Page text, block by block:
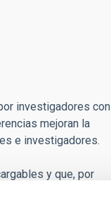
investigadores con
mejoran la
e investigadores.
y que, por
Además, las